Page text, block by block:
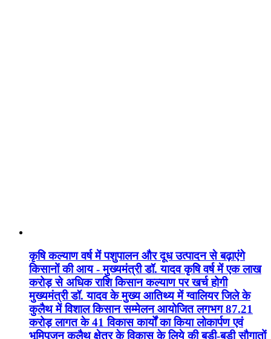
कृषि कल्याण वर्ष में पशुपालन और दूध उत्पादन से बढ़ाएंगे
किसानों की आय - मुख्यमंत्री डॉ. यादव कृषि वर्ष में एक लाख
करोड़ से अधिक राशि किसान कल्याण पर खर्च होगी
मुख्यमंत्री डॉ. यादव के मुख्य आतिथ्य में ग्वालियर जिले के
कुलैथ में विशाल किसान सम्मेलन आयोजित लगभग 87.21
करोड़ लागत के 41 विकास कार्यों का किया लोकार्पण एवं
भूमिपूजन कुलैथ क्षेत्र के विकास के लिये की बड़ी-बड़ी सौगातों